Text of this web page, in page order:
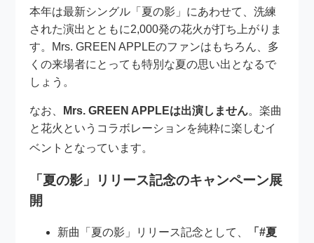
本年は最新シングル「夏の影」にあわせて、洗練
された演出とともに2,000発の花火が打ち上がりま
す。Mrs. GREEN APPLEのファンはもちろん、多
くの来場者にとっても特別な夏の思い出となるで
しょう。
なお、 Mrs. GREEN APPLEは出演しません。楽曲
と花火というコラボレーションを純粋に楽しむイ
ベントとなっています。
「夏の影」リリース記念のキャンペーン展
開
新曲「夏の影」リリース記念として、
「#夏